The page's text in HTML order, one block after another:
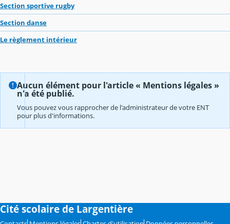
Section sportive rugby
Section danse
Le règlement intérieur
Aucun élément pour l'article « Mentions légales »
n'a été publié.
Vous pouvez vous rapprocher de l'administrateur de votre ENT
pour plus d'informations.
Cité scolaire de Largentière